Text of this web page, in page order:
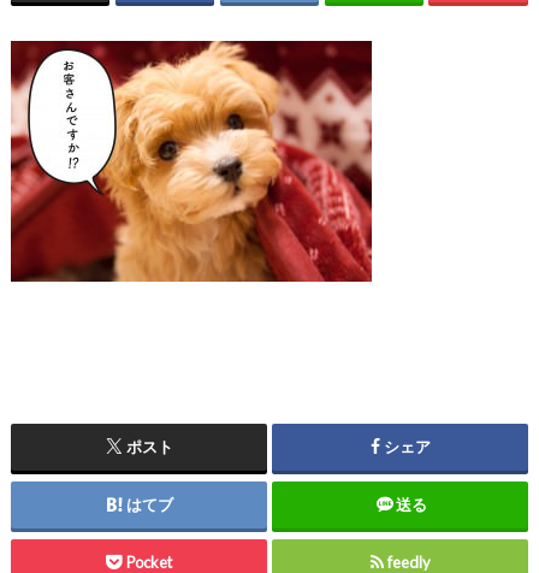
ポスト シェア
はてブ 送る
Pocket feedly